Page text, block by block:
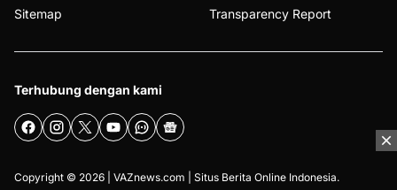
Sitemap Transparency Report
Terhubung dengan kami
Copyright © 2026 | VAZnews.com | Situs Berita Online Indonesia.